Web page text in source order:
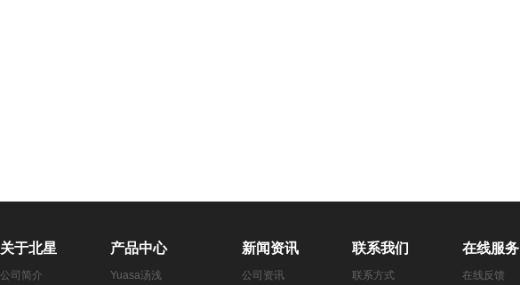
关于北星
公司简介
产品中心
Yuasa汤浅
新闻资讯
公司资讯
联系我们
联系方式
在线服务
在线反馈